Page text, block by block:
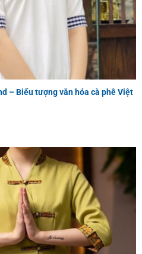
– Biểu tượng văn hóa cà phê Việt